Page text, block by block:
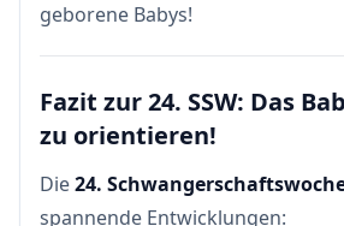
geborene Babys!
Fazit zur 24. SSW: Das
zu orientieren!
Die24.
spannende Entwicklungen: